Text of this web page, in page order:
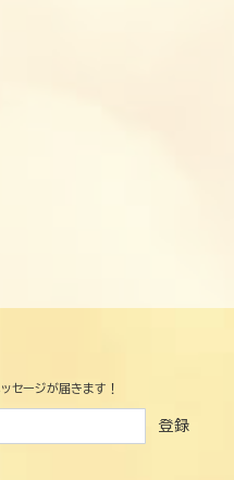
セージが届きます！
登録